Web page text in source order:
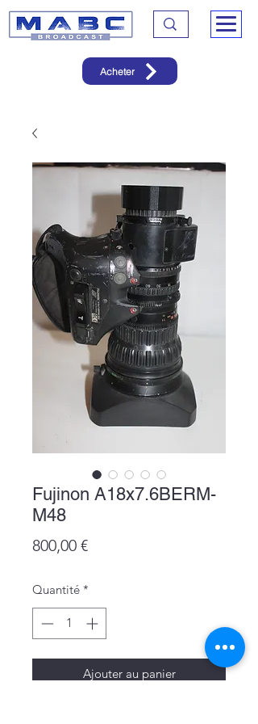
Acheter
Fujinon A18x7.6BERM-
M48
800,00 €Prix
Quantité *
Ajouter au panier